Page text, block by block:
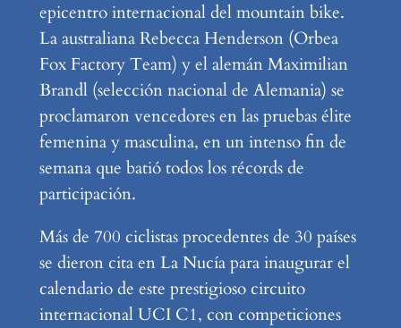
epicentro internacional del mountain bike.
La australiana Rebecca Henderson (Orbea
Fox Factory Team) y el alemán Maximilian
Brandl (selección nacional de Alemania) se
proclamaron vencedores en las pruebas élite
femenina y masculina, en un intenso fin de
semana que batió todos los récords de
participación.
Más de 700 ciclistas procedentes de 30 países
se dieron cita en La Nucía para inaugurar el
calendario de este prestigioso circuito
internacional UCI C1, con competiciones